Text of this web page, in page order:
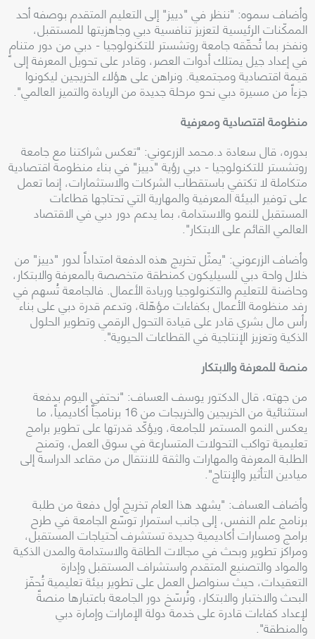
وأضاف سموه: "ننظر في "دييز" إلى التعليم المتقدم بوصفه أحد
الممكّنات الرئيسية لتعزيز تنافسية دبي وجاهزيتها للمستقبل،
ونفخر بما تُحقّقه جامعة روتشستر للتكنولوجيا - دبي من دور متنامٍ
في إعداد جيل يمتلك أدوات العصر، وقادر على تحويل المعرفة إلى
قيمة اقتصادية ومجتمعية. ونراهن على هؤلاء الخريجين ليكونوا
جزءاً من مسيرة دبي نحو مرحلة جديدة من الريادة والتميز العالمي".
منظومة اقتصادية ومعرفية
بدوره، قال سعادة د.محمد الزرعوني: "تعكس شراكتنا مع جامعة
روتشستر للتكنولوجيا - دبي رؤية "دييز" في بناء منظومة اقتصادية
متكاملة لا تكتفي باستقطاب الشركات والاستثمارات، إنما تعمل
على توفير البيئة المعرفية والمهارية التي تحتاجها قطاعات
المستقبل للنمو والاستدامة، بما يدعم دور دبي في الاقتصاد
العالمي القائم على الابتكار".
وأضاف الزرعوني: "يمثّل تخريج هذه الدفعة امتداداً لدور "دييز" من
خلال واحة دبي للسيليكون كمنطقة متخصصة بالمعرفة والابتكار،
وحاضنة للتعليم والتكنولوجيا وريادة الأعمال. فالجامعة تُسهم في
رفد منظومة الأعمال بكفاءات مؤهّلة، وتدعم قدرة دبي على بناء
رأس مال بشري قادر على قيادة التحول الرقمي وتطوير الحلول
الذكية وتعزيز الإنتاجية في القطاعات الحيوية".
منصة للمعرفة والابتكار
من جهته، قال الدكتور يوسف العساف: "نحتفي اليوم بدفعة
استثنائية من الخريجين والخريجات من 16 برنامجاً أكاديمياً، ما
يعكس النمو المستمر للجامعة، ويؤكّد قدرتها على تطوير برامج
تعليمية تواكب التحولات المتسارعة في سوق العمل، وتمنح
الطلبة المعرفة والمهارات والثقة للانتقال من مقاعد الدراسة إلى
ميادين التأثير والإنتاج".
وأضاف العساف: "يشهد هذا العام تخريج أول دفعة من طلبة
برنامج علم النفس، إلى جانب استمرار توسّع الجامعة في طرح
برامج ومسارات أكاديمية جديدة تستشرف احتياجات المستقبل،
ومراكز تطوير وبحث في مجالات الطاقة والاستدامة والمدن الذكية
والمواد والتصنيع المتقدم واستشراف المستقبل وإدارة
التعقيدات، حيث سنواصل العمل على تطوير بيئة تعليمية تُحفّز
البحث والاختبار والابتكار، وتُرسّخ دور الجامعة باعتبارها منصةً
لإعداد كفاءات قادرة على خدمة دولة الإمارات وإمارة دبي
والمنطقة".